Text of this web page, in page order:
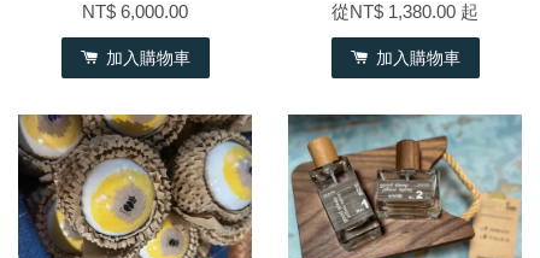
NT$ 6,000.00
加入購物車
從NT$ 1,380.00 起
加入購物車